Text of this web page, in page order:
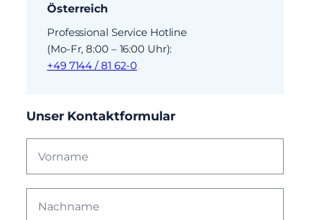
Österreich
Professional Service Hotline
(Mo-Fr, 8:00 – 16:00 Uhr):
+49 7144 / 81 62-0
Unser Kontaktformular